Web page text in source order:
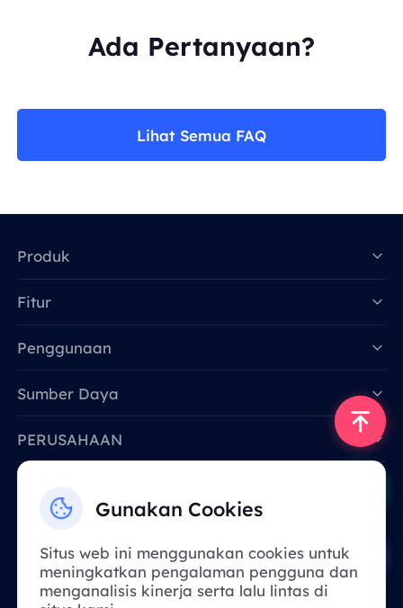
Ada Pertanyaan?
Lihat Semua FAQ
Gunakan Cookies
Situs web ini menggunakan cookies untuk
meningkatkan pengalaman pengguna dan
menganalisis kinerja serta lalu lintas di
Produk
Fitur
Penggunaan
Sumber Daya
PERUSAHAAN
Email: support@smartproxy.org
Indonesia